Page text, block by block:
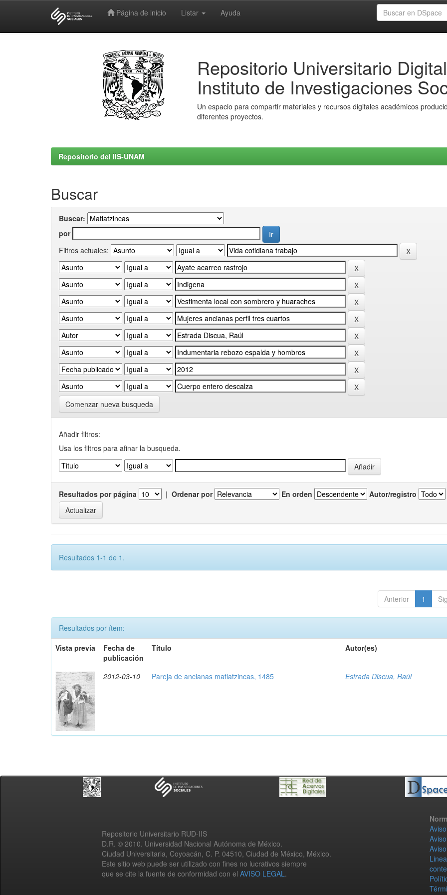
Página de inicio Listar Ayuda
Repositorio Universitario Digital
Instituto de Investigaciones
Un espacio para compartir materiales y recursos digitales académicos
diferentes proyectos.
Repositorio del IIS-UNAM
Buscar
Buscar:
por
Filtros actuales:
Comenzar nueva busqueda
Añadir filtros:
Usa los filtros para afinar la busqueda.
Resultados por página | Ordenar por En orden Autor/registro
Resultados 1-1 de 1.
Anterior 1
Resultados por ítem:
Vista previa
Fecha de
publicación
Título Autor(es)
2012-03-10 Pareja de ancianas matlatzincas, 1485 Estrada Discua, Raúl
Repositorio Universitario RUD-IIS
D.R. © 2010. Universidad Nacional Autónoma de México.
Ciudad Universitaria, Coyoacán, C. P. 04510, Ciudad de México, México.
Este sitio web puede ser utilizado con fines no lucrativos siempre
que se cite la fuente de conformidad con el AVISO LEGAL.